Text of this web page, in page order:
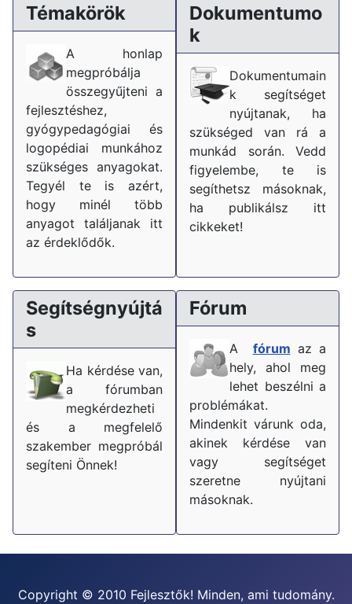
Témakörök
A honlap
megpróbálja
összegyűjteni a
fejlesztéshez,
gyógypedagógiai és
logopédiai munkához
szükséges anyagokat.
Tegyél te is azért,
hogy minél több
anyagot találjanak itt
az érdeklődők.
Dokumentumo
k
Dokumentumain
k segítséget
nyújtanak, ha
szükséged van rá a
munkád során. Vedd
figyelembe, te is
segíthetsz másoknak,
ha publikálsz itt
cikkeket!
Segítségnyújtá
s
Ha kérdése van,
a fórumban
megkérdezheti
és a megfelelő
szakember megpróbál
segíteni Önnek!
Fórum
A fórum az a
hely, ahol meg
lehet beszélni a
problémákat.
Mindenkit várunk oda,
akinek kérdése van
vagy segítséget
szeretne nyújtani
másoknak.
Copyright © 2010 Fejlesztők! Minden, ami tudomány.